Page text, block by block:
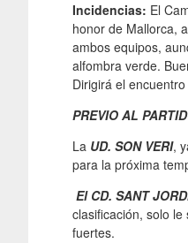
Incidencias: El
honor de Mallorca,
ambos equipos,
alfombra verde.
Dirigirá el
PREVIO AL
La UD. SON VERI,
para la próxima
El CD. SANT
clasificación, solo
fuertes.